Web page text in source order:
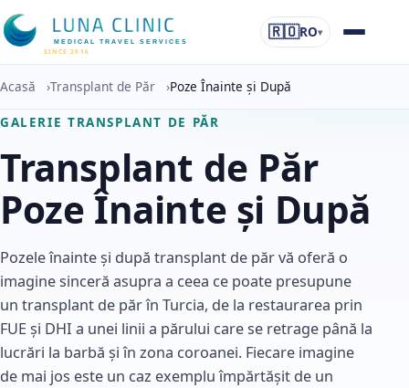
MEDICAL TRAVEL SERVICES
SINCE 2016
🇷🇴RO▾
Acasă ›Transplant de Păr ›Poze Înainte și După
GALERIE TRANSPLANT DE PĂR
Transplant de Păr
Poze Înainte și După
Pozele înainte și după transplant de păr vă oferă o
imagine sinceră asupra a ceea ce poate presupune
un transplant de păr în Turcia, de la restaurarea prin
FUE și DHI a unei linii a părului care se retrage până la
lucrări la barbă și în zona coroanei. Fiecare imagine
de mai jos este un caz exemplu împărtășit de un